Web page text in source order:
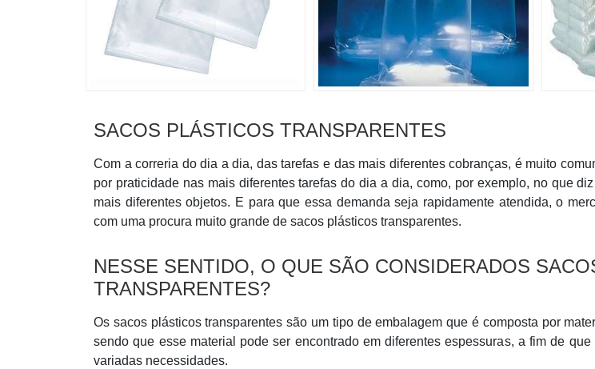
SACOS PLÁSTICOS TRANSPARENTES
Com a correria do dia a dia, das tarefas e das mais diferentes cobranças, é muito
por praticidade nas mais diferentes tarefas do dia a dia, como, por exemplo, no que
mais diferentes objetos. E para que essa demanda seja rapidamente atendida, o
com uma procura muito grande de sacos plásticos transparentes.
NESSE SENTIDO, O QUE SÃO CONSIDERADOS
TRANSPARENTES?
Os sacos plásticos transparentes são um tipo de embalagem que é composta por
sendo que esse material pode ser encontrado em diferentes espessuras, a fim de
variadas necessidades.